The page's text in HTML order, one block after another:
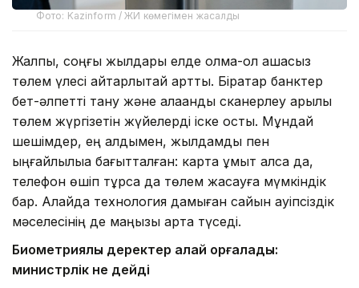
Фото: Kazinform / ЖИ көмегімен жасалды
Жалпы, соңғы жылдары елде қолма-қол ақшасыз
төлем үлесі айтарлықтай артты. Бірқатар банктер
бет-әлпетті тану және алақанды сканерлеу арқылы
төлем жүргізетін жүйелерді іске қосты. Мұндай
шешімдер, ең алдымен, жылдамдық пен
ыңғайлылыққа бағытталған: карта ұмыт қалса да,
телефон өшіп тұрса да төлем жасауға мүмкіндік
бар. Алайда технология дамыған сайын қауіпсіздік
мәселесінің де маңызы арта түседі.
Биометриялық деректер қалай қорғалады:
министрлік не дейді